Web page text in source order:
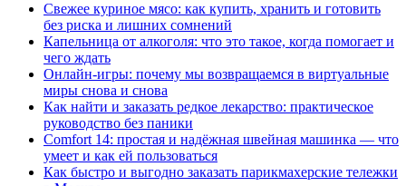
Свежее куриное мясо: как купить, хранить и готовить
без риска и лишних сомнений
Капельница от алкоголя: что это такое, когда помогает и
чего ждать
Онлайн-игры: почему мы возвращаемся в виртуальные
миры снова и снова
Как найти и заказать редкое лекарство: практическое
руководство без паники
Comfort 14: простая и надёжная швейная машинка — что
умеет и как ей пользоваться
Как быстро и выгодно заказать парикмахерские тележки